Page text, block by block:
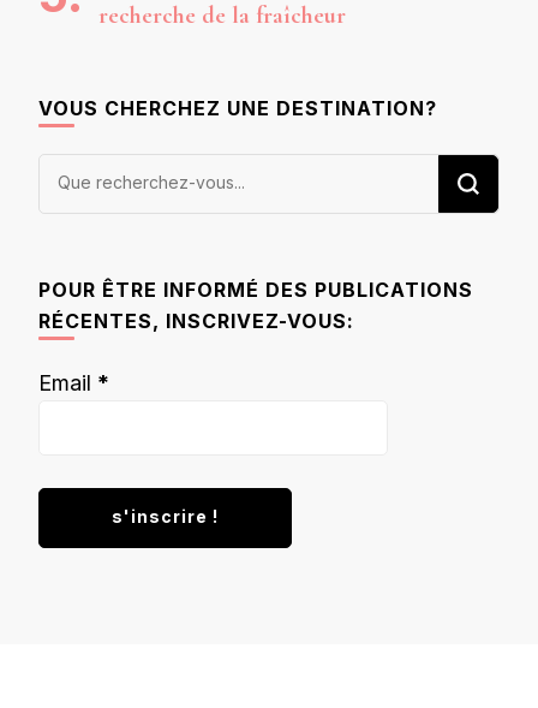
recherche de la fraîcheur
VOUS CHERCHEZ UNE DESTINATION?
Vous
POUR ÊTRE INFORMÉ DES PUBLICATIONS
RÉCENTES, INSCRIVEZ-VOUS:
Email *